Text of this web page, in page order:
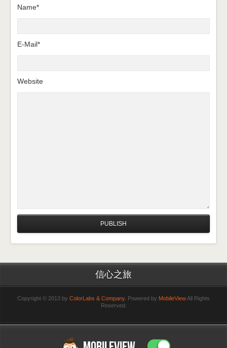
Name*
E-Mail*
Website
信心之旅
Copyright © 2013 by ColorLabs & Company. Powered by MobileViewAll Rights
Reserved.